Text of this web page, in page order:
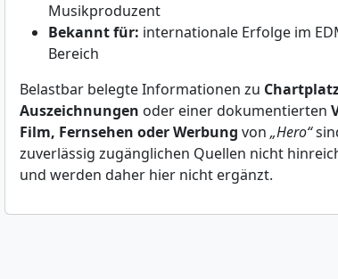
Musikproduzent
Bekannt für: internationale Erfolge im
Bereich
Belastbar belegte Informationen zu
Auszeichnungen oder einer dokumentierten
Film, Fernsehen oder Werbung von „Hero“
zuverlässig zugänglichen Quellen nicht
und werden daher hier nicht ergänzt.